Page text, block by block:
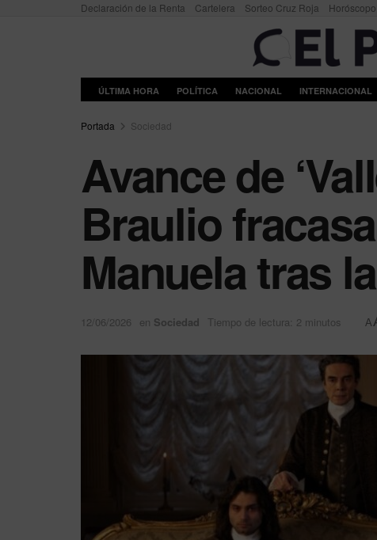
Declaración de la Renta Cartelera Sorteo Cruz Roja Horóscopo
ÚLTIMA HORA POLÍTICA NACIONAL INTERNACIONAL
Portada Sociedad
Avance de
Braulio
Manuela tras
12/06/2026 en Sociedad Tiempo de lectura: 2 minutos A